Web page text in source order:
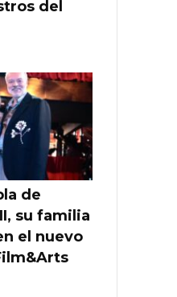
del
de
su familia
el nuevo